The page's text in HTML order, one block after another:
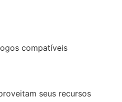
compatíveis
seus recursos